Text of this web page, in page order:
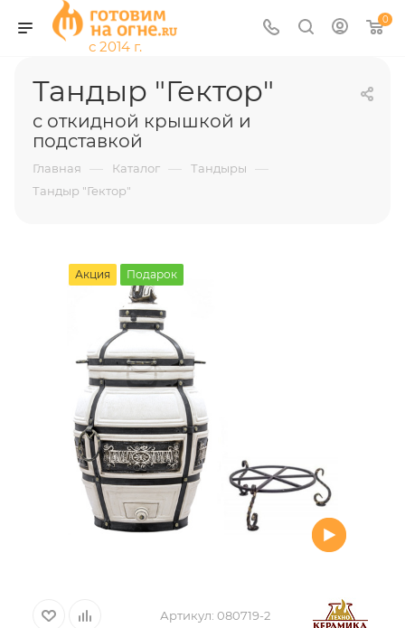
0
Тандыр "Гектор"
с откидной крышкой и
подставкой
Главная — Каталог — Тандыры —
Тандыр "Гектор"
Акция Подарок
Артикул: 080719-2